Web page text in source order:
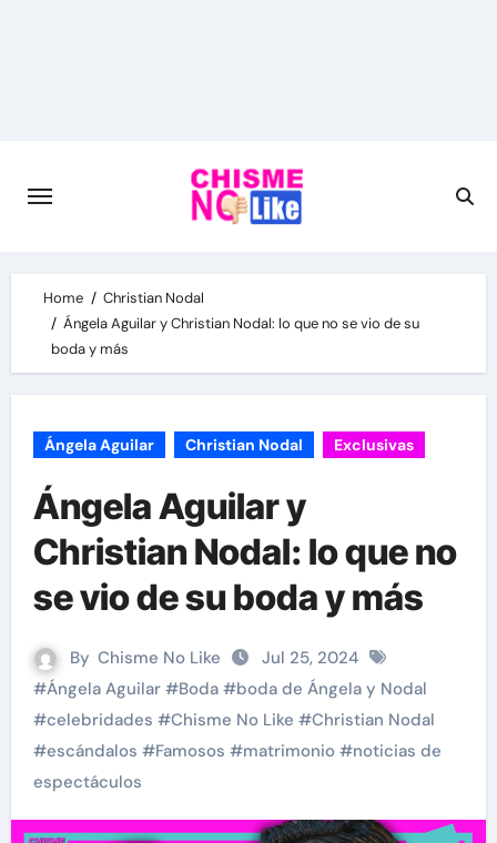
Home
Christian Nodal
Ángela Aguilar y Christian Nodal: lo que no se vio de su
boda y más
Ángela Aguilar Christian Nodal Exclusivas
Ángela Aguilar y
Christian Nodal: lo que no
se vio de su boda y más
By Chisme No Like
Jul 25, 2024
#Ángela Aguilar#Boda#boda de Ángela y Nodal
#celebridades #Chisme No Like #Christian Nodal
#escándalos #Famosos #matrimonio#noticias de
espectáculos